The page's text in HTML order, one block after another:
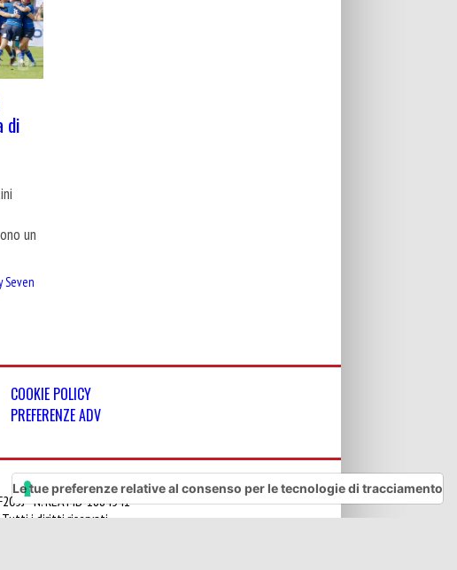
di
un
Seven
COOKIE POLICY
PREFERENZE ADV
- N. REA MB-1884541
Tutti i diritti riservati
Le tue preferenze relative al consenso per le tecnologie di tracciamento